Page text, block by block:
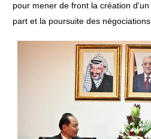
pour mener de front la création
part et la poursuite des